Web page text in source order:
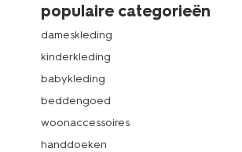
populaire categorieën
dameskleding
kinderkleding
babykleding
beddengoed
woonaccessoires
handdoeken